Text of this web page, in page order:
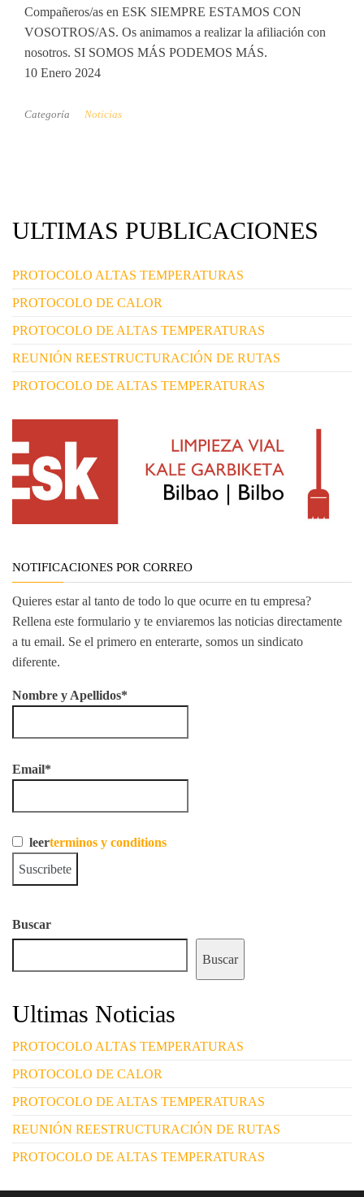
Compañeros/as en ESK SIEMPRE ESTAMOS CON
VOSOTROS/AS. Os animamos a realizar la afiliación con
nosotros. SI SOMOS MÁS PODEMOS MÁS.
10 Enero 2024
Categoría Noticias
ULTIMAS PUBLICACIONES
PROTOCOLO ALTAS TEMPERATURAS
PROTOCOLO DE CALOR
PROTOCOLO DE ALTAS TEMPERATURAS
REUNIÓN REESTRUCTURACIÓN DE RUTAS
PROTOCOLO DE ALTAS TEMPERATURAS
NOTIFICACIONES POR CORREO
Quieres estar al tanto de todo lo que ocurre en tu empresa?
Rellena este formulario y te enviaremos las noticias directamente
a tu email. Se el primero en enterarte, somos un sindicato
diferente.
Nombre y Apellidos*
Email*
leerterminos y conditions
Buscar
Buscar
Ultimas Noticias
PROTOCOLO ALTAS TEMPERATURAS
PROTOCOLO DE CALOR
PROTOCOLO DE ALTAS TEMPERATURAS
REUNIÓN REESTRUCTURACIÓN DE RUTAS
PROTOCOLO DE ALTAS TEMPERATURAS